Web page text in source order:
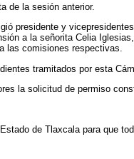
de la sesión anterior.
presidente y
a la señorita Celia
las comisiones respectivas.
tramitados por esta
la solicitud de permiso
de Tlaxcala para que